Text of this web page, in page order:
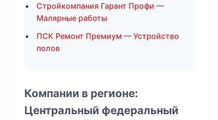
Стройкомпания Гарант Профи —
Малярные работы
ПСК Ремонт Премиум — Устройство
полов
Компании в регионе:
Центральный федеральный